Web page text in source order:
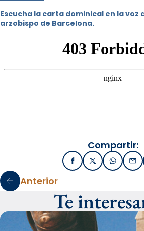
Escucha la carta dominical en la voz
arzobispo de Barcelona.
Compartir:
FacebookX / Twitter
Anterior
Te